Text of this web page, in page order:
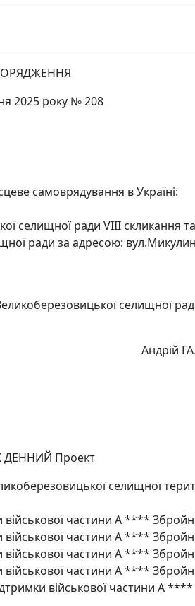
2025 року № 208
самоврядування в Україні:
селищної ради VIІІ скликання
ради за адресою:
селищної
Проект
селищної
частини А ****
частини А ****
частини А ****
частини А ****
військової частини А